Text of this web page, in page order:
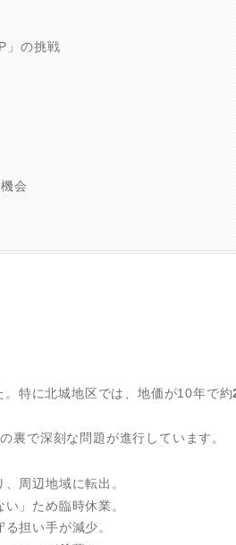
」の挑戦
会
特に北城地区では、地価が10年で約
裏で深刻な問題が進行しています。
周辺地域に転出。
」ため臨時休業。
担い手が減少。